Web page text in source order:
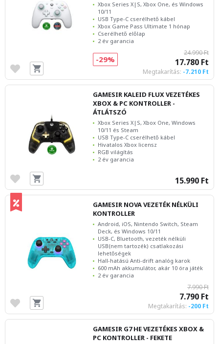
Xbox Series X|S, Xbox One, és Windows
10/11
USB Type-C cserélhető kábel
Xbox Game Pass Ultimate 1 hónap
Cserélhető előlap
2 év garancia
24.990 Ft
17.780 Ft
Megtakarítás: -7.210 Ft
-29%
GAMESIR KALEID FLUX VEZETÉKES
XBOX & PC KONTROLLER -
ÁTLÁTSZÓ
Xbox Series X|S, Xbox One, Windows
10/11 és Steam
USB Type-C cserélhető kábel
Hivatalos Xbox licensz
RGB világítás
2 év garancia
15.990 Ft
GAMESIR NOVA VEZETÉK NÉLKÜLI
KONTROLLER
Android, iOS, Nintendo Switch, Steam
Deck, és Windows 10/11
USB-C, Bluetooth, vezeték nélküli
USB(nem tartozék) csatlakozási
lehetőségek
Hall-hatású Anti-drift analóg karok
600 mAh akkumulátor, akár 10 óra játék
2 év garancia
7.990 Ft
7.790 Ft
Megtakarítás: -200 Ft
GAMESIR G7 HE VEZETÉKES XBOX &
PC KONTROLLER - FEKETE